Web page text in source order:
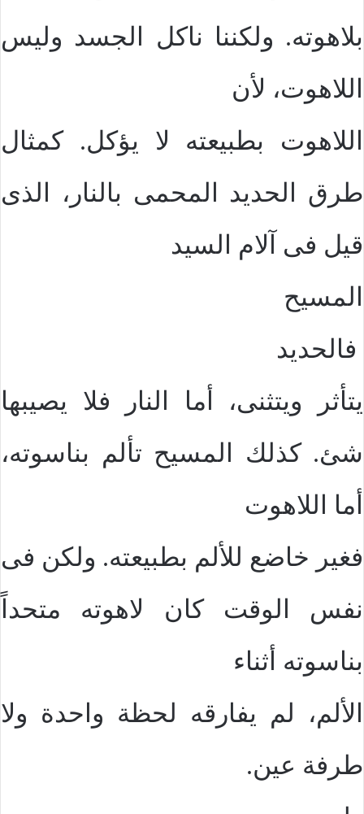
بلاهوته. ولكننا ناكل الجسد وليس
اللاهوت، لأن
اللاهوت بطبيعته لا يؤكل. كمثال
طرق الحديد المحمى بالنار، الذى
قيل فى آلام السيد
المسيح
فالحديد
يتأثر ويتثنى، أما النار فلا يصيبها
شئ. كذلك المسيح تألم بناسوته،
أما اللاهوت
فغير خاضع للألم بطبيعته. ولكن فى
نفس الوقت كان لاهوته متحداً
بناسوته أثناء
الألم، لم يفارقه لحظة واحدة ولا
طرفة عين.